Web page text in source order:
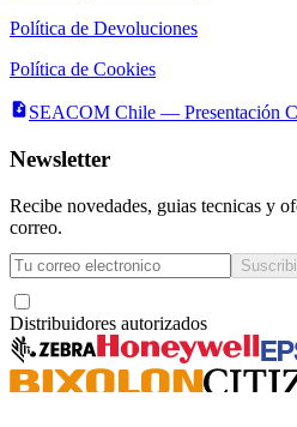
Política de Devoluciones
Política de Cookies
SEACOM Chile — Presentación
Newsletter
Recibe novedades, guias tecnicas y
correo.
Distribuidores autorizados